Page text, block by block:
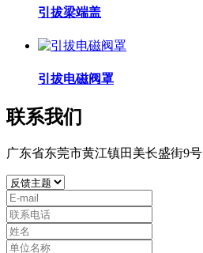
引拔梁端盖
引拔电磁阀罩
联系我们
广东省东莞市黄江镇田美长盛街9号